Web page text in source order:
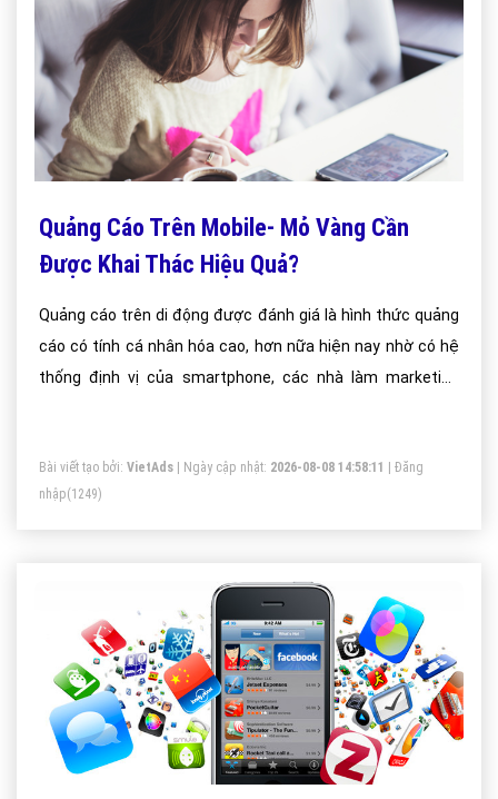
Quảng Cáo Trên Mobile- Mỏ Vàng Cần
Được Khai Thác Hiệu Quả?
Quảng cáo trên di động được đánh giá là hình thức quảng
cáo có tính cá nhân hóa cao, hơn nữa hiện nay nhờ có hệ
thống định vị của smartphone, các nhà làm marketing
Bài viết tạo bởi: VietAds | Ngày cập nhật: 2026-08-08 14:58:11
Đăng
nhập(1249)